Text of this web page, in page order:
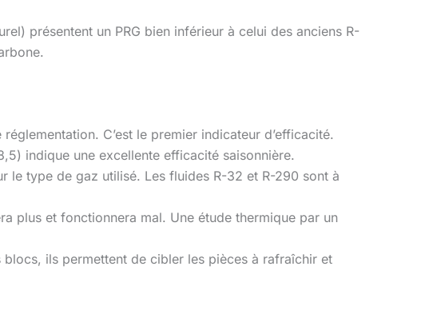
présentent un PRG bien inférieur à celui des anciens R-
C’est le premier indicateur d’efficacité.
indique une excellente efficacité saisonnière.
le type de gaz utilisé. Les fluides R-32 et R-290 sont à
plus et fonctionnera mal. Une étude thermique par un
ils permettent de cibler les pièces à rafraîchir et